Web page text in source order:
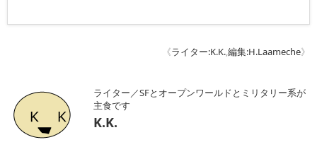
《ライター:K.K.,編集:H.Laameche》
ライター／SFとオープンワールドとミリタリー系が
主食です
K.K.